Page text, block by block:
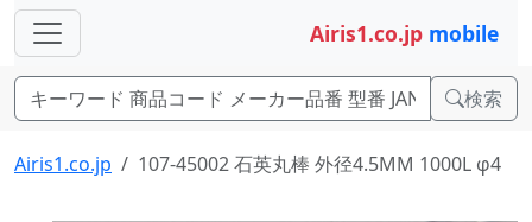
Airis1.co.jp mobile
検索
Airis1.co.jp 107-45002 石英丸棒 外径4.5MM 1000L φ4